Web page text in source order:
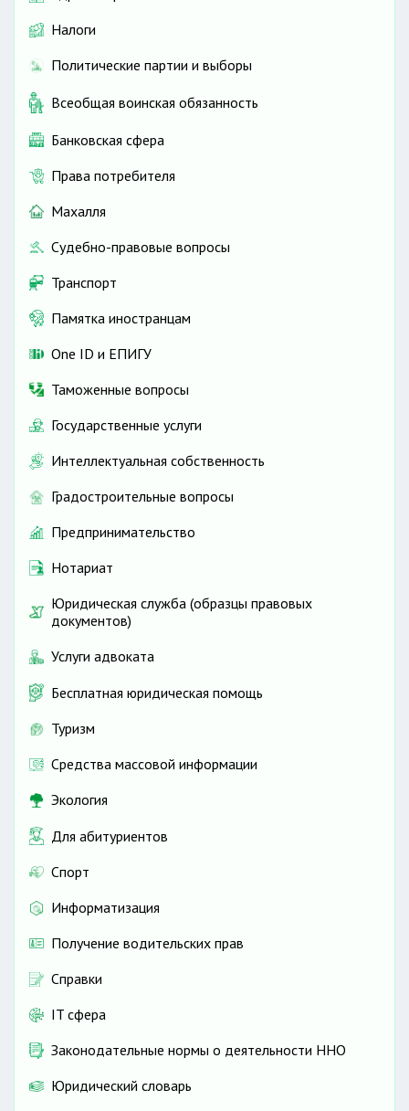
Налоги
Политические партии и выборы
Всеобщая воинская обязанность
Банковская сфера
Права потребителя
Махалля
Судебно-правовые вопросы
Транспорт
Памятка иностранцам
One ID и ЕПИГУ
Таможенные вопросы
Государственные услуги
Интеллектуальная собственность
Градостроительные вопросы
Предпринимательство
Нотариат
Юридическая служба (образцы правовых
документов)
Услуги адвоката
Бесплатная юридическая помощь
Туризм
Средства массовой информации
Экология
Для абитуриентов
Спорт
Информатизация
Получение водительских прав
Справки
IT сфера
Законодательные нормы о деятельности ННО
Юридический словарь